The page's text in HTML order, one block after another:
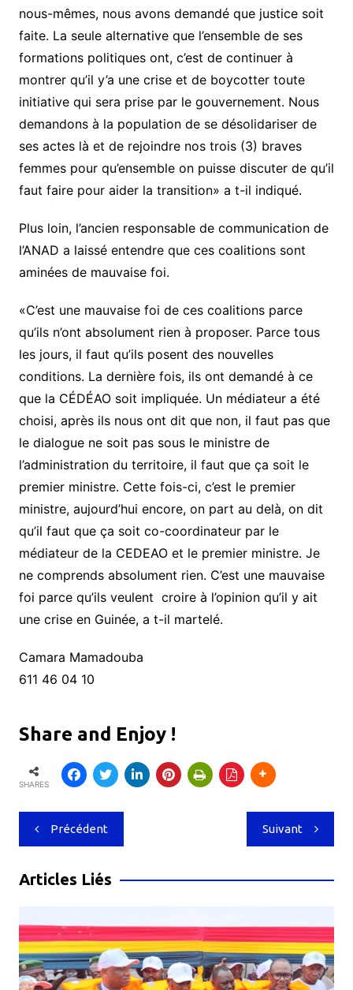
nous-mêmes, nous avons demandé que justice soit
faite. La seule alternative que l’ensemble de ses
formations politiques ont, c’est de continuer à
montrer qu’il y’a une crise et de boycotter toute
initiative qui sera prise par le gouvernement. Nous
demandons à la population de se désolidariser de
ses actes là et de rejoindre nos trois (3) braves
femmes pour qu’ensemble on puisse discuter de qu’il
faut faire pour aider la transition» a t-il indiqué.
Plus loin, l’ancien responsable de communication de
l’ANAD a laissé entendre que ces coalitions sont
aminées de mauvaise foi.
«C’est une mauvaise foi de ces coalitions parce
qu’ils n’ont absolument rien à proposer. Parce tous
les jours, il faut qu’ils posent des nouvelles
conditions. La dernière fois, ils ont demandé à ce
que la CÉDÉAO soit impliquée. Un médiateur a été
choisi, après ils nous ont dit que non, il faut pas que
le dialogue ne soit pas sous le ministre de
l’administration du territoire, il faut que ça soit le
premier ministre. Cette fois-ci, c’est le premier
ministre, aujourd’hui encore, on part au delà, on dit
qu’il faut que ça soit co-coordinateur par le
médiateur de la CEDEAO et le premier ministre. Je
ne comprends absolument rien. C’est une mauvaise
foi parce qu’ils veulent croire à l’opinion qu’il y ait
une crise en Guinée, a t-il martelé.
Camara Mamadouba
611 46 04 10
Share and Enjoy !
SHARES
Navigation
de
l’article
Précédent Suivant
Articles Liés